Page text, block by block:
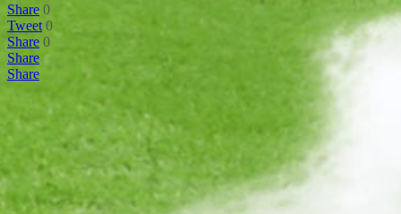
Share 0
Tweet 0
Share 0
Share
Share